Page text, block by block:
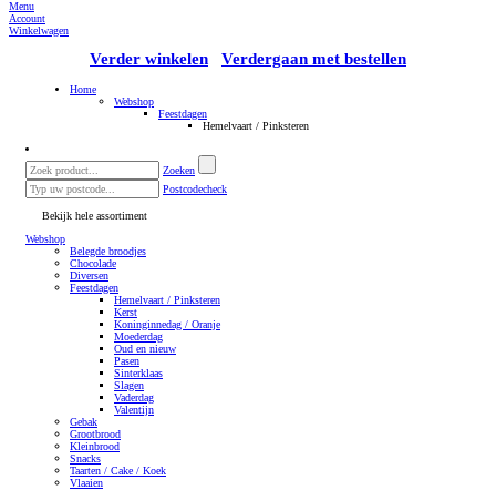
Menu
Account
Winkelwagen
Verder winkelen Verdergaan met bestellen
Home
Webshop
Feestdagen
Hemelvaart / Pinksteren
Zoeken
Postcodecheck
Bekijk hele assortiment
Webshop
Belegde broodjes
Chocolade
Diversen
Feestdagen
Hemelvaart / Pinksteren
Kerst
Koninginnedag / Oranje
Moederdag
Oud en nieuw
Pasen
Sinterklaas
Slagen
Vaderdag
Valentijn
Gebak
Grootbrood
Kleinbrood
Snacks
Taarten / Cake / Koek
Vlaaien